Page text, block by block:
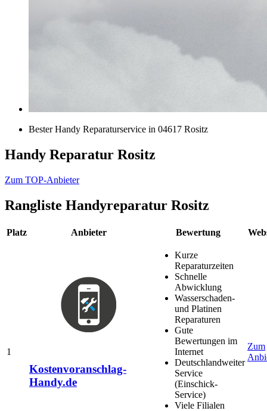
Bester Handy Reparaturservice in 04617 Rositz
Handy Reparatur Rositz
Zum TOP-Anbieter
Rangliste Handyreparatur Rositz
Platz Anbieter Bewertung
1
Kostenvoranschlag-
Handy.de
Kurze
Reparaturzeiten
Schnelle
Abwicklung
Wasserschaden-
und Platinen
Reparaturen
Gute
Bewertungen im
Internet
Deutschlandweiter
Service
(Einschick-
Service)
Viele Filialen
Zum